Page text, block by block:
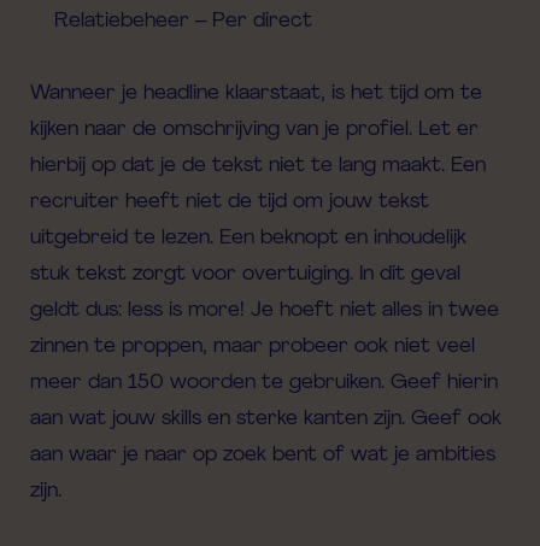
Relatiebeheer – Per direct
Wanneer je headline klaarstaat, is het tijd om te
kijken naar de omschrijving van je profiel. Let er
hierbij op dat je de tekst niet te lang maakt. Een
recruiter heeft niet de tijd om jouw tekst
uitgebreid te lezen. Een beknopt en inhoudelijk
stuk tekst zorgt voor overtuiging. In dit geval
geldt dus: less is more! Je hoeft niet alles in twee
zinnen te proppen, maar probeer ook niet veel
meer dan 150 woorden te gebruiken. Geef hierin
aan wat jouw skills en sterke kanten zijn. Geef ook
aan waar je naar op zoek bent of wat je ambities
zijn.